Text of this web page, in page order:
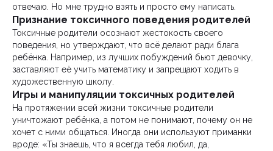
отвечаю. Но мне трудно взять и просто ему написать.
Признание токсичного поведения родителей
Токсичные родители осознают жестокость своего
поведения, но утверждают, что всё делают ради блага
ребёнка. Например, из лучших побуждений бьют девочку,
заставляют её учить математику и запрещают ходить в
художественную школу.
Игры и манипуляции токсичных родителей
На протяжении всей жизни токсичные родители
уничтожают ребёнка, а потом не понимают, почему он не
хочет с ними общаться. Иногда они используют приманки
вроде: «Ты знаешь, что я всегда тебя любил, да,